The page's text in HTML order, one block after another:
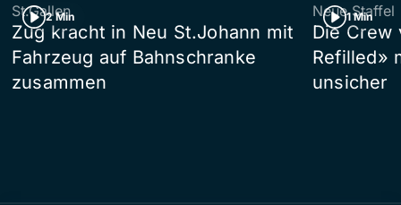
2 Min
St.Gallen
Zug kracht in Neu St.Johann mit
Fahrzeug auf Bahnschranke
zusammen
1 Min
Neue Staffel
Die Crew
Refilled»
unsicher